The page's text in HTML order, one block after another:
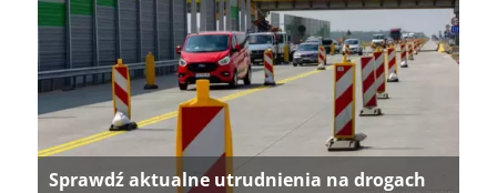
Sprawdź aktualne utrudnienia na drogach